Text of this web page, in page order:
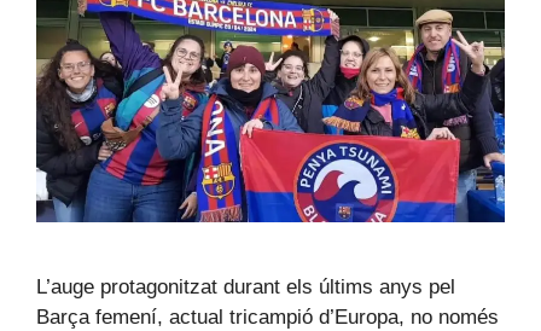
L’auge protagonitzat durant els últims anys pel
Barça femení, actual tricampió d’Europa, no només